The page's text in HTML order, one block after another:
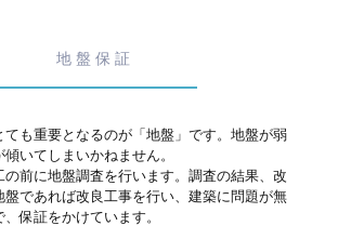
地盤保証
ても重要となるのが「地盤」です。地盤が弱
いてしまいかねません。
の前に地盤調査を行います。調査の結果、改
盤であれば改良工事を行い、建築に問題が無
保証をかけています。